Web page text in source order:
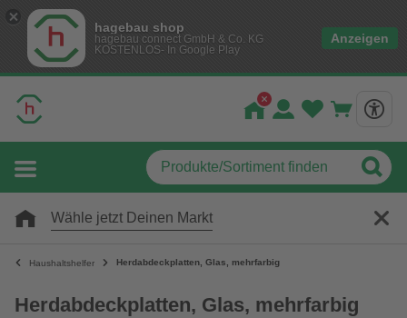
hagebau shop
hagebau connect GmbH & Co. KG
KOSTENLOS- In Google Play
Anzeigen
Wähle jetzt Deinen Markt
Haushaltshelfer Herdabdeckplatten, Glas, mehrfarbig
Herdabdeckplatten, Glas, mehrfarbig